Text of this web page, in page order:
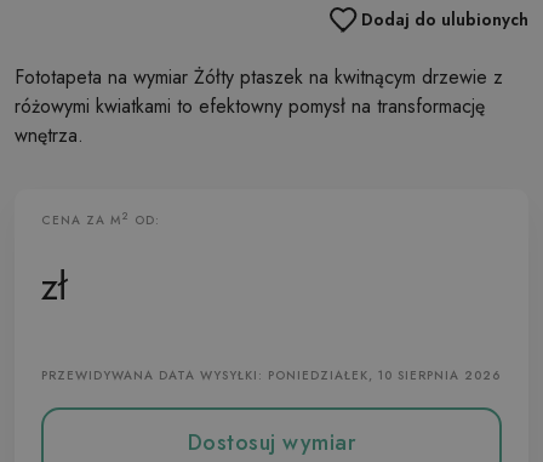
Dodaj do ulubionych
Fototapeta na wymiar Żółty ptaszek na kwitnącym drzewie z
różowymi kwiatkami to efektowny pomysł na transformację
wnętrza.
CENA ZA M2 OD:
zł
PRZEWIDYWANA DATA WYSYŁKI: PONIEDZIAŁEK, 10 SIERPNIA 2026
Dostosuj wymiar